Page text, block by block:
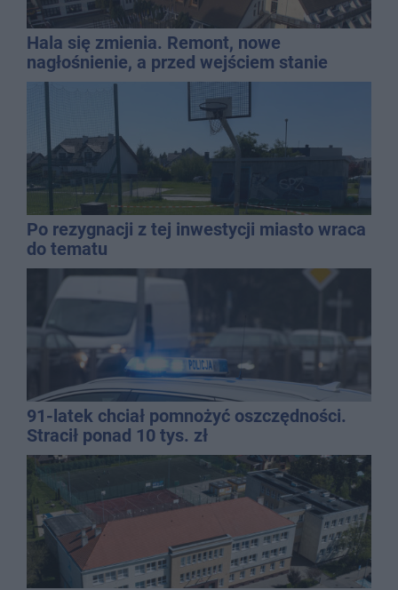
Hala się zmienia. Remont, nowe
nagłośnienie, a przed wejściem stanie
QEMETICA ARENA
Po rezygnacji z tej inwestycji miasto wraca
do tematu
91-latek chciał pomnożyć oszczędności.
Stracił ponad 10 tys. zł